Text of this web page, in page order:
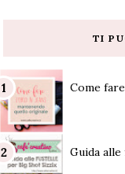
TI
Come
Guida